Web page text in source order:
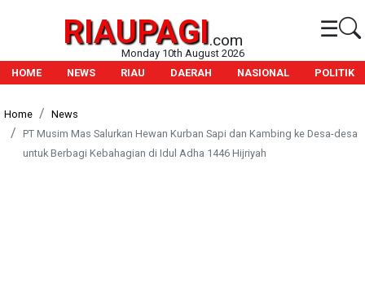
RIAUPAGI.com ☰
Monday 10th August 2026
HOME
NEWS RIAU DAERAH NASIONAL POLITIK
Home
News
PT Musim Mas Salurkan Hewan Kurban Sapi dan Kambing ke Desa-desa
untuk Berbagi Kebahagian di Idul Adha 1446 Hijriyah